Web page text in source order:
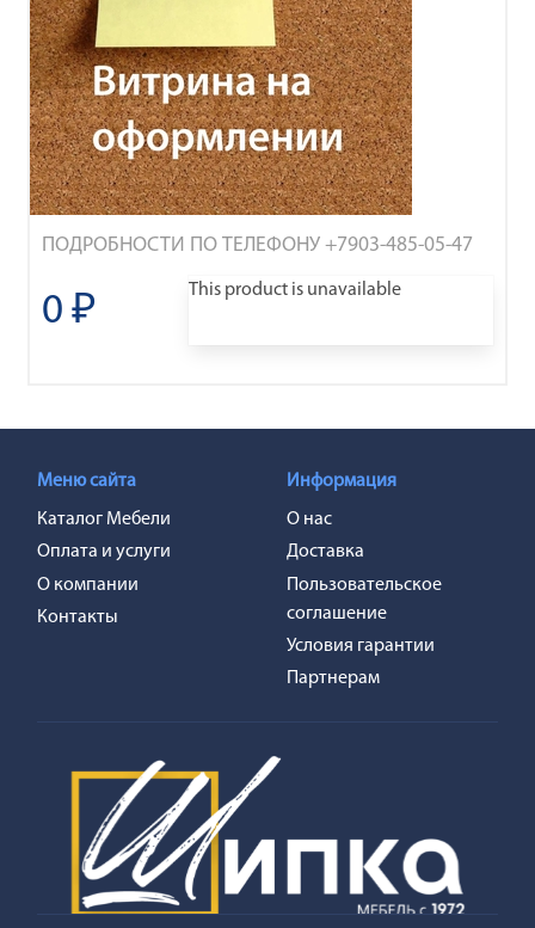
ПОДРОБНОСТИ ПО ТЕЛЕФОНУ +7903-485-05-47
0 ₽
This product is unavailable
Меню сайта
Каталог Мебели
Оплата и услуги
О компании
Контакты
Информация
О нас
Доставка
Пользовательское
соглашение
Условия гарантии
Партнерам